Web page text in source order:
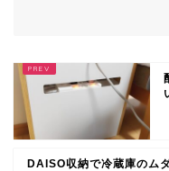
DAISO収納で冷蔵庫のム